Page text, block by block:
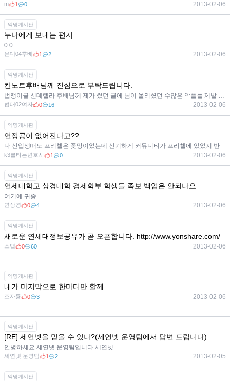
m 1 0 2013-02-06
익명게시판
누나에게 보내는 편지...
0 0
문대04후배 1 2 2013-02-06
익명게시판
칸노트후배님께 진심으로 부탁드립니다.
법쟁이글 신데렐라 후배님께 제가 썼던 글에 님이 올리셨던 수많은 악플들 제발 지워주시면 안될까요 부탁드
법대02여자 0 16 2013-02-06
익명게시판
연정공이 없어진다고??
나 신입생때도 프리챌은 좆망이었는데 신기하게 커뮤니티가 프리챌에 있었지 반
k3를타는변호사 1 0 2013-02-06
익명게시판
연세대학교 상경대학 경제학부 학생들 족보 백업은 안되나요
여기에 귀중
연상경 0 4 2013-02-06
익명게시판
새로운 연세대정보공유가 곧 오픈합니다. http://www.yonshare.com/
스탭 0 60 2013-02-06
익명게시판
내가 마지막으로 한마디만 할께
조자룡 0 3 2013-02-06
익명게시판
[RE] 세연넷을 믿을 수 있나?(세연넷 운영팀에서 답변 드립니다)
안녕하세요 세연넷 운영팀입니다 세연넷
세연넷 운영팀 1 2 2013-02-05
익명게시판